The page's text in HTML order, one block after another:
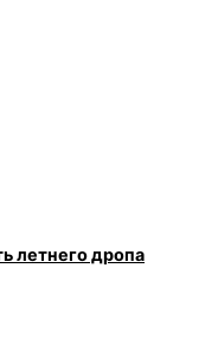
летнего дропа